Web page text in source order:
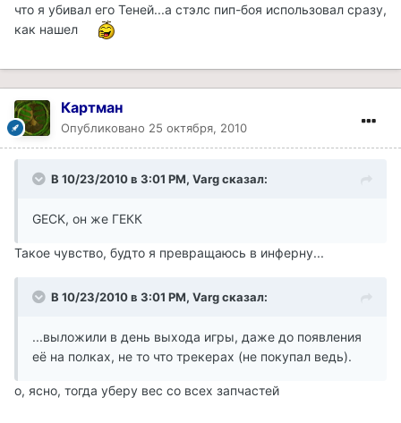
что я убивал его Теней...а стэлс пип-боя использовал сразу,
как нашел
Картман
Опубликовано 25 октября, 2010
В 10/23/2010 в 3:01 PM, Varg сказал:
GECK, он же ГЕКК
Такое чувство, будто я превращаюсь в инферну...
В 10/23/2010 в 3:01 PM, Varg сказал:
...выложили в день выхода игры, даже до появления
её на полках, не то что трекерах (не покупал ведь).
о, ясно, тогда уберу вес со всех запчастей